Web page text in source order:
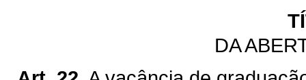
DA